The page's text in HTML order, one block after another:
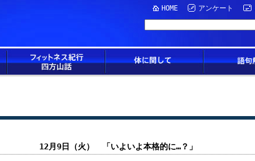
HOME アンケート
12月9日（火） 「いよいよ本格的に…？」